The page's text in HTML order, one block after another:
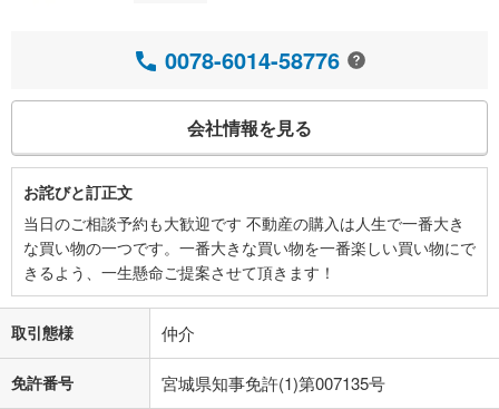
0078-6014-58776
会社情報を見る
お詫びと訂正文
当日のご相談予約も大歓迎です 不動産の購入は人生で一番大き
な買い物の一つです。一番大きな買い物を一番楽しい買い物にで
きるよう、一生懸命ご提案させて頂きます！
取引態様 仲介
免許番号 宮城県知事免許(1)第007135号